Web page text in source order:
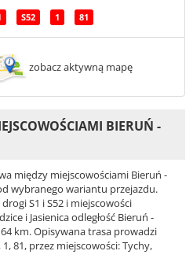
S52 1 81
zobacz aktywną mapę
BIERUŃ -
między miejscowościami Bieruń -
wybranego wariantu przejazdu.
S1 i S52 i miejscowości
i Jasienica odległość Bieruń -
km. Opisywana trasa prowadzi
1, 81, przez miejscowości: Tychy,